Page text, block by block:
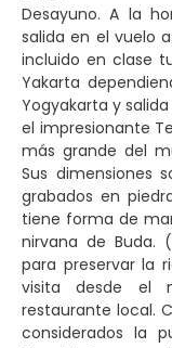
Desayuno. A la
salida en el vuelo
incluido en clase
Yakarta
Yogyakarta y
el impresionante
más grande del
Sus dimensiones
grabados en
tiene forma de
nirvana de Buda.
para preservar la
visita desde el
restaurante local.
considerados la